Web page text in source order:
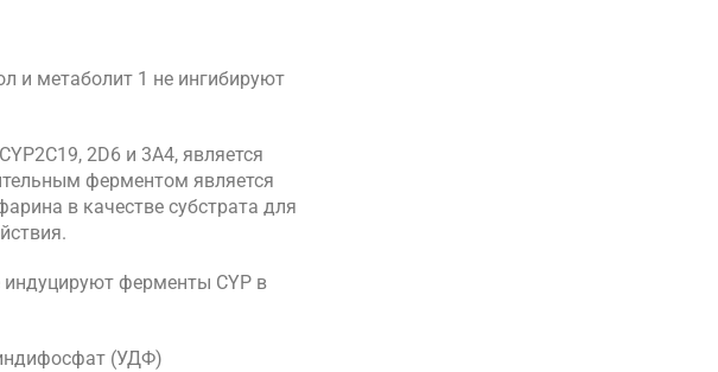
и метаболит 1 не ингибируют
2D6 и 3A4, является
ферментом является
в качестве субстрата для
индуцируют ферменты CYP в
(УДФ)